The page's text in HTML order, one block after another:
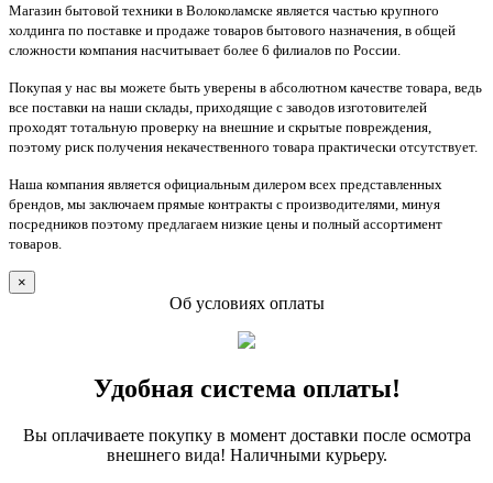
Магазин бытовой техники в Волоколамске является частью крупного
холдинга по поставке и продаже товаров бытового назначения, в общей
сложности компания насчитывает более 6 филиалов по России.
Покупая у нас вы можете быть уверены в абсолютном качестве товара, ведь
все поставки на наши склады, приходящие с заводов изготовителей
проходят тотальную проверку на внешние и скрытые повреждения,
поэтому риск получения некачественного товара практически отсутствует.
Наша компания является официальным дилером всех представленных
брендов, мы заключаем прямые контракты с производителями, минуя
посредников поэтому предлагаем низкие цены и полный ассортимент
товаров.
×
Об условиях оплаты
Удобная система оплаты!
Вы оплачиваете покупку в момент доставки после осмотра
внешнего вида! Наличными курьеру.